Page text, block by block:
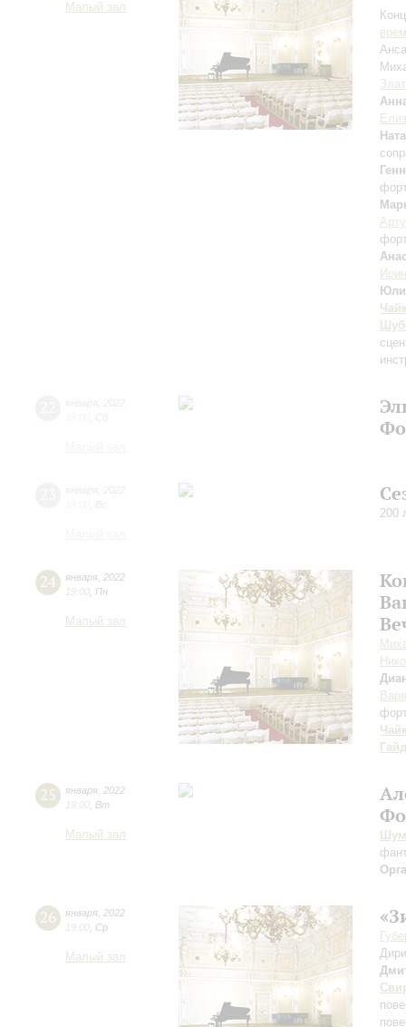
Малый зал
200
24 января 2022
19:00 Пн
Малый зал
25 января 2022
19:00 Вт
Малый зал
26 января 2022
19:00 Ср
Малый зал